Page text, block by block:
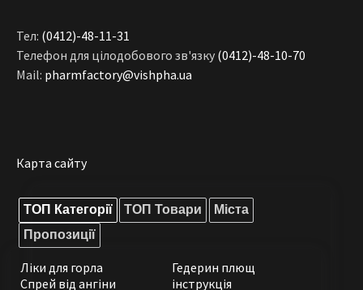
Тел: (0412)-48-11-31
Телефон для цілодобового зв'язку (0412)-48-10-70
Mail: pharmfactory@vishpha.ua
Карта сайту
ТОП Категорії ТОП Товари
Міста
Пропозиції
Ліки для горла
Спрей від ангіни
Гедерин плющ
інструкція